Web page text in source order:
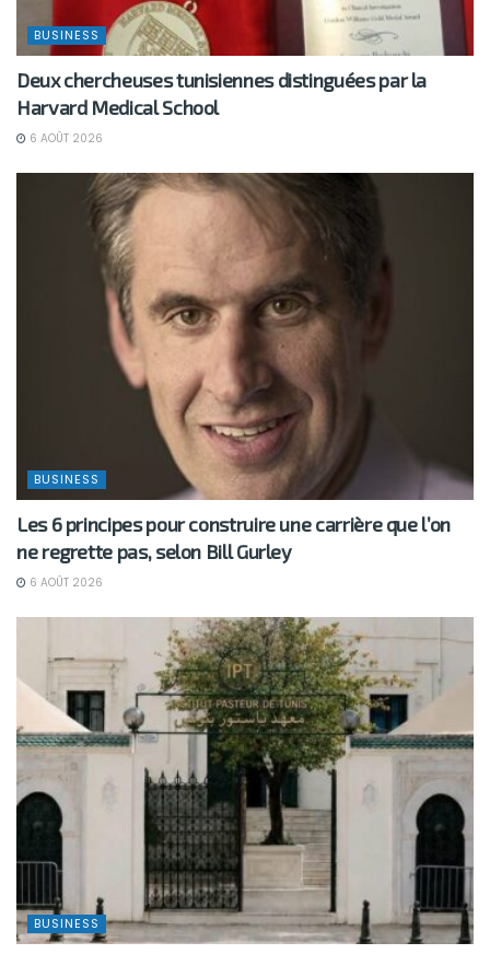
BUSINESS
Deux chercheuses tunisiennes distinguées par la
Harvard Medical School
6 AOÛT 2026
BUSINESS
Les 6 principes pour construire une carrière que l’on
ne regrette pas, selon Bill Gurley
6 AOÛT 2026
BUSINESS